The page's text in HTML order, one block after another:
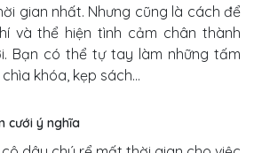
gian nhất. Nhưng cũng là cách để
và thể hiện tình cảm chân thành
Bạn có thể tự tay làm những tấm
khóa, kẹp sách…
cưới ý nghĩa